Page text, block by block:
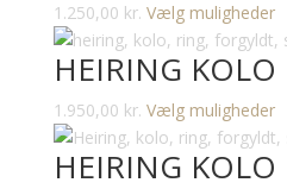
1.250,00 kr. Vælg muligheder
HEIRING KOLO
1.950,00 kr. Vælg muligheder
HEIRING KOLO